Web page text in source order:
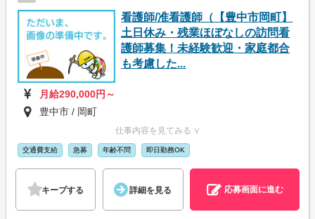
看護師/准看護師（【豊中市岡町】
土日休み・残業ほぼなしの訪問看
護師募集！未経験歓迎・家庭都合
も考慮した...
月給290,000円～
豊中市 / 岡町
仕事内容を見てみる ∨
交通費支給 急募 年齢不問 即日勤務OK
キープする 詳細を見る 応募画面に進む